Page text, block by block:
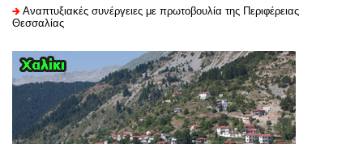
Αναπτυξιακές συνέργειες με πρωτοβουλία της Περιφέρειας
Θεσσαλίας